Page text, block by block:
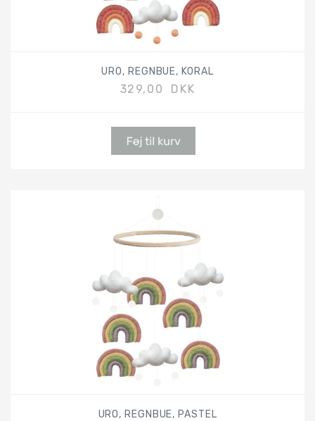
URO, REGNBUE, KORAL
329,00 DKK
URO, REGNBUE, PASTEL